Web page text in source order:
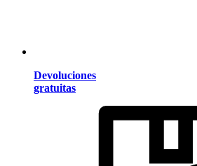
Devoluciones
gratuitas